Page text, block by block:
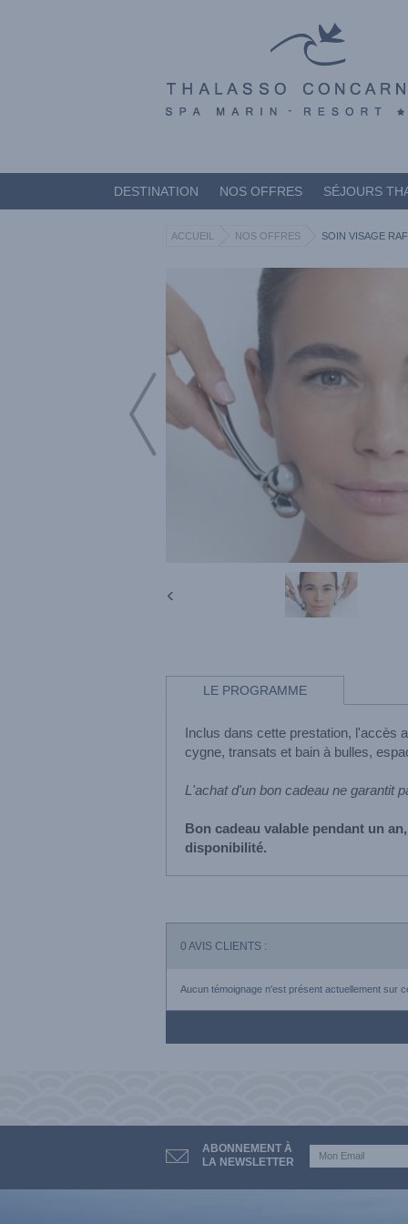
DESTINATION NOS OFFRES SÉJOURS
ACCUEIL NOS OFFRES SOIN VISAGE
LE PROGRAMME
Inclus dans cette prestation, l'accès
cygne, transats et bain à bulles,
L'achat d'un bon cadeau ne garantit
Bon cadeau valable pendant un
disponibilité.
0 AVIS CLIENTS :
Aucun témoignage n'est présent actuellement sur
ABONNEMENT À
LA NEWSLETTER